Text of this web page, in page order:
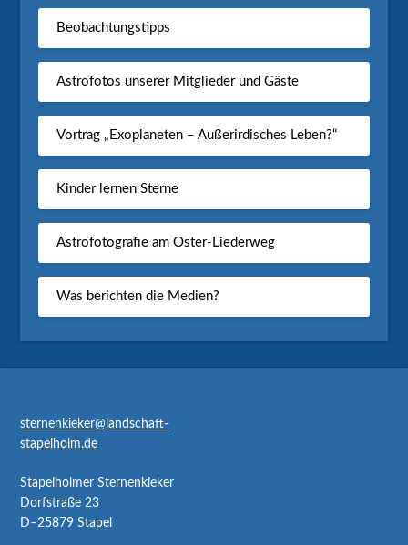
Beobachtungstipps
Astrofotos unserer Mitglieder und Gäste
Vortrag „Exoplaneten – Außerirdisches Leben?“
Kinder lernen Sterne
Astrofotografie am Oster-Liederweg
Was berichten die Medien?
sternenkieker@landschaft-
stapelholm.de
Stapelholmer Sternenkieker
Dorfstraße 23
D–25879 Stapel